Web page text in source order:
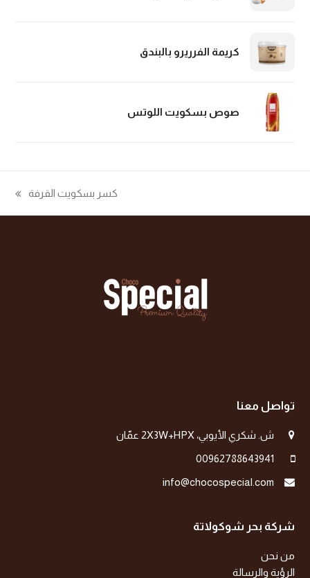
كريمة الفرريرو بالبندق
صوص بسكويت اللوتس
next
post:
كسر بسكويت القرفة
تواصل معنا
ش. شكري الأيوبي، 2X3W+HPX عمّان
00962788643941
info@chocospecial.com
شركة بحر شوكولاتة
من نحن
الرؤية والرسالة